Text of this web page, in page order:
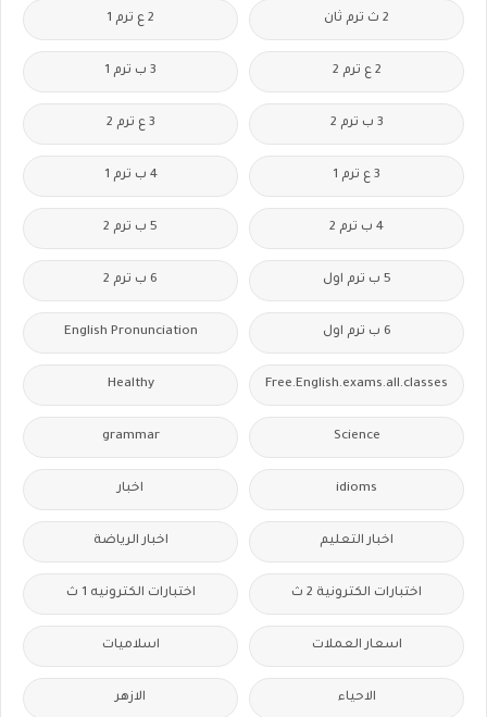
2 ث ترم ثان 2 ع ترم 1
2 ع ترم 2 3 ب ترم 1
3 ب ترم 2 3 ع ترم 2
3 ع ترم 1 4 ب ترم 1
4 ب ترم 2 5 ب ترم 2
5 ب ترم اول 6 ب ترم 2
6 ب ترم اول English Pronunciation
Free.English.exams.all.classes
Healthy
Science
grammar
idioms اخبار
اخبار التعليم اخبار الرياضة
اختبارات الكترونية 2 ث اختبارات الكترونيه 1 ث
اسعار العملات اسلاميات
الاحياء الازهر